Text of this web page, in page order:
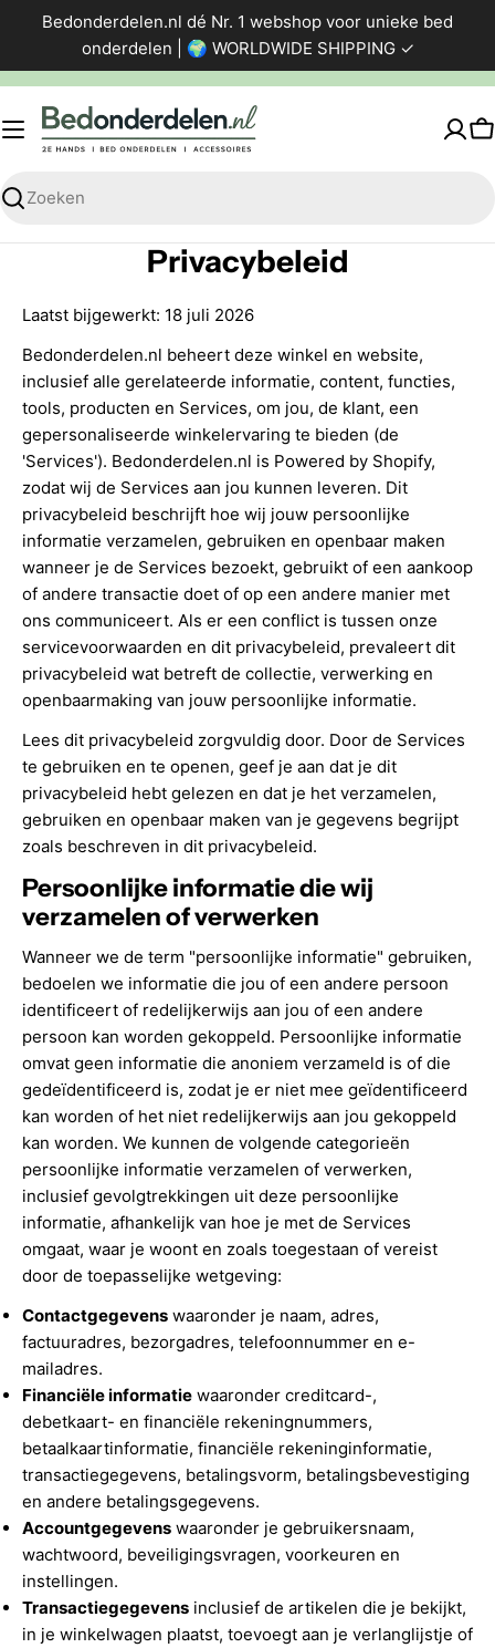
de
inhoud
Bedonderdelen.nl dé Nr. 1 webshop voor unieke bed
onderdelen | 🌍 WORLDWIDE SHIPPING ✓
Zoeken
Privacybeleid
Laatst bijgewerkt: 18 juli 2026
Bedonderdelen.nl beheert deze winkel en website,
inclusief alle gerelateerde informatie, content, functies,
tools, producten en Services, om jou, de klant, een
gepersonaliseerde winkelervaring te bieden (de
'Services'). Bedonderdelen.nl is Powered by Shopify,
zodat wij de Services aan jou kunnen leveren. Dit
privacybeleid beschrijft hoe wij jouw persoonlijke
informatie verzamelen, gebruiken en openbaar maken
wanneer je de Services bezoekt, gebruikt of een aankoop
of andere transactie doet of op een andere manier met
ons communiceert. Als er een conflict is tussen onze
servicevoorwaarden en dit privacybeleid, prevaleert dit
privacybeleid wat betreft de collectie, verwerking en
openbaarmaking van jouw persoonlijke informatie.
Lees dit privacybeleid zorgvuldig door. Door de Services
te gebruiken en te openen, geef je aan dat je dit
privacybeleid hebt gelezen en dat je het verzamelen,
gebruiken en openbaar maken van je gegevens begrijpt
zoals beschreven in dit privacybeleid.
Persoonlijke informatie die wij
verzamelen of verwerken
Wanneer we de term "persoonlijke informatie" gebruiken,
bedoelen we informatie die jou of een andere persoon
identificeert of redelijkerwijs aan jou of een andere
persoon kan worden gekoppeld. Persoonlijke informatie
omvat geen informatie die anoniem verzameld is of die
gedeïdentificeerd is, zodat je er niet mee geïdentificeerd
kan worden of het niet redelijkerwijs aan jou gekoppeld
kan worden. We kunnen de volgende categorieën
persoonlijke informatie verzamelen of verwerken,
inclusief gevolgtrekkingen uit deze persoonlijke
informatie, afhankelijk van hoe je met de Services
omgaat, waar je woont en zoals toegestaan of vereist
door de toepasselijke wetgeving:
Contactgegevens waaronder je naam, adres,
factuuradres, bezorgadres, telefoonnummer en e-
mailadres.
Financiële informatie waaronder creditcard-,
debetkaart- en financiële rekeningnummers,
betaalkaartinformatie, financiële rekeninginformatie,
transactiegegevens, betalingsvorm, betalingsbevestiging
en andere betalingsgegevens.
Accountgegevens waaronder je gebruikersnaam,
wachtwoord, beveiligingsvragen, voorkeuren en
instellingen.
Transactiegegevens inclusief de artikelen die je bekijkt,
in je winkelwagen plaatst, toevoegt aan je verlanglijstje of